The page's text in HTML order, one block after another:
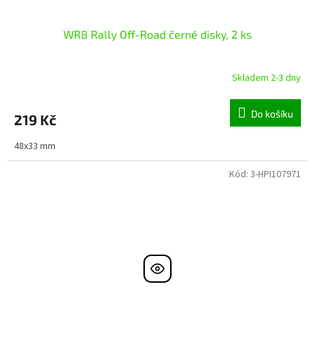
WR8 Rally Off-Road černé disky, 2 ks
Skladem 2-3 dny
219 Kč Do košíku
48x33 mm
Kód: 3-HPI107971